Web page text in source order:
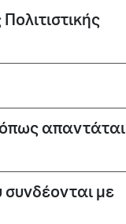
όπως απαντάται
συνδέονται με